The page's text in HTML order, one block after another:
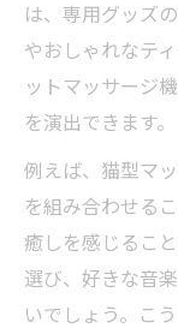
は、専用グッズ
やおしゃれなテ
ットマッサージ
を演出できます。
例えば、猫型マ
を組み合わせる
癒しを感じるこ
選び、好きな音
いでしょう。こ